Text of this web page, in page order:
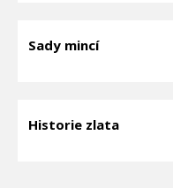
Sady mincí
Historie zlata